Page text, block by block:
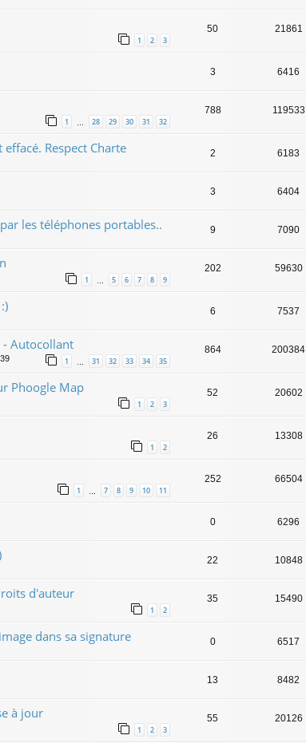
1 2 3
50 21861
3 6416
1 28 29 30 31 32
788 119533
Respect Charte 2 6183
3 6404
les téléphones portables.. 9 7090
1 5 6 7 8 9
202 59630
6 7537
- Autocollant
1 … 31 32 33 34 35
864 200384
Phoogle Map
1 2 3
52 20602
1 2
26 13308
1 … 7 8 9 10 11
252 66504
0 6296
22 10848
d'auteur
1 2
35 15490
dans sa signature 0 6517
13 8482
à jour
1 2 3
55 20126